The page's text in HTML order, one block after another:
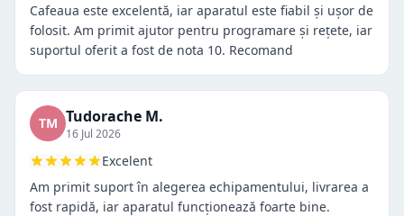
Cafeaua este excelentă, iar aparatul este fiabil și ușor de
folosit. Am primit ajutor pentru programare și rețete, iar
suportul oferit a fost de nota 10. Recomand
TM Tudorache M.
16 Jul 2026
Excelent
Am primit suport în alegerea echipamentului, livrarea a
fost rapidă, iar aparatul funcționează foarte bine.